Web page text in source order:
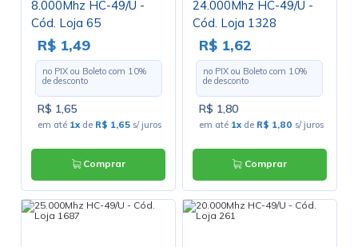
8.000Mhz HC-49/U -
Cód. Loja 65
R$ 1,49
no PIX ou Boleto com 10%
de desconto
R$ 1,65
em até 1x de R$ 1,65 s/ juros
Comprar
24.000Mhz HC-49/U -
Cód. Loja 1328
R$ 1,62
no PIX ou Boleto com 10%
de desconto
R$ 1,80
em até 1x de R$ 1,80 s/ juros
Comprar